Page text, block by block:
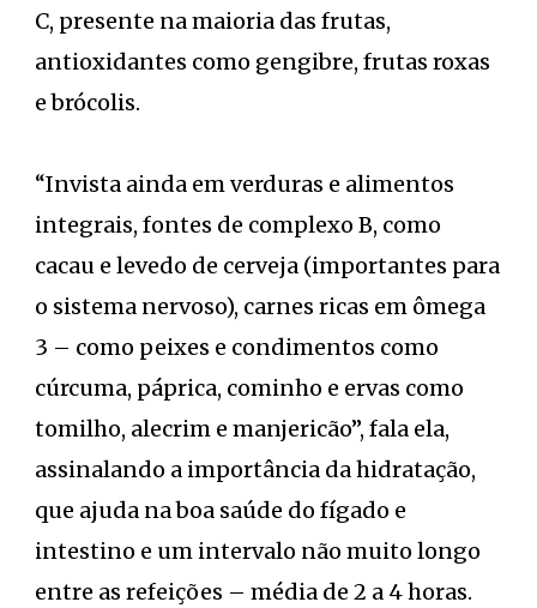
C, presente na maioria das frutas,
antioxidantes como gengibre, frutas roxas
e brócolis.
“Invista ainda em verduras e alimentos
integrais, fontes de complexo B, como
cacau e levedo de cerveja (importantes para
o sistema nervoso), carnes ricas em ômega
3 – como peixes e condimentos como
cúrcuma, páprica, cominho e ervas como
tomilho, alecrim e manjericão”, fala ela,
assinalando a importância da hidratação,
que ajuda na boa saúde do fígado e
intestino e um intervalo não muito longo
entre as refeições – média de 2 a 4 horas.